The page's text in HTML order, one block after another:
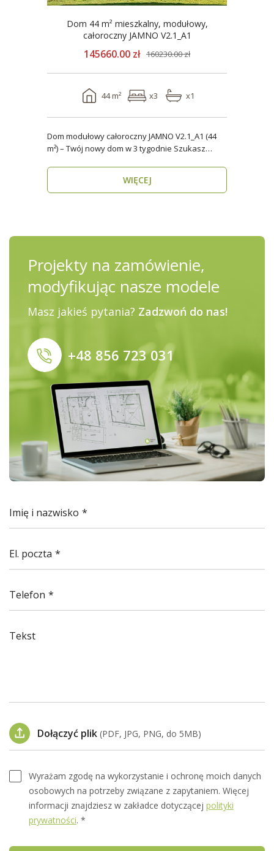
Dom 44 m² mieszkalny, modułowy,
całoroczny JAMNO V2.1_A1
145660.00 zł 160230.00 zł
44 m² x3 x1
Dom modułowy całoroczny JAMNO V2.1_A1 (44
m²) – Twój nowy dom w 3 tygodnie Szukasz
WIĘCEJ
Projekty na zamówienie,
modyfikując nasze modele
Masz jakieś pytania? Zadzwoń do nas!
+48 856 723 031
Imię i nazwisko
El. poczta
Telefon
Tekst
Dołączyć plik (PDF, JPG, PNG, do 5MB)
Wyrażam zgodę na wykorzystanie i ochronę moich danych
osobowych na potrzeby związane z zapytaniem. Więcej
informacji znajdziesz w zakładce dotyczącej polityki
prywatności. *